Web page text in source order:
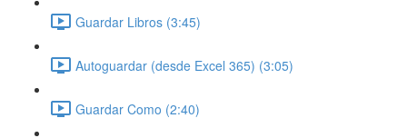
Guardar Libros (3:45)
Autoguardar (desde Excel 365) (3:05)
Guardar Como (2:40)